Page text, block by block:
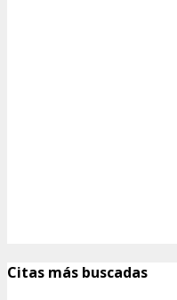
Citas más buscadas